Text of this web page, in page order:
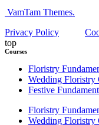
VamTam Themes.
Privacy Policy
top
Courses
Floristry
Wedding Floristry
Festive
Floristry
Wedding Floristry